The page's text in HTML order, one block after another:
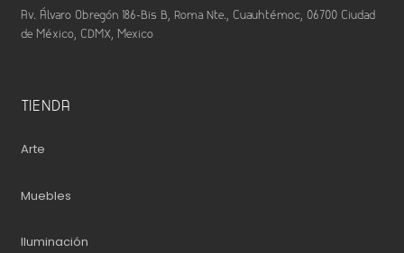
Av. Álvaro Obregón 186-Bis B, Roma Nte., Cuauhtémoc, 06700 Ciudad
de México, CDMX, Mexico
TIENDA
Arte
Muebles
Iluminación